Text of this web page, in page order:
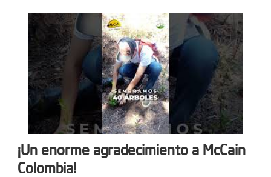
única de siembra empresarial. Conoce cómo en
www.reddearboles.org
¡Un enorme agradecimiento a McCain
Colombia!